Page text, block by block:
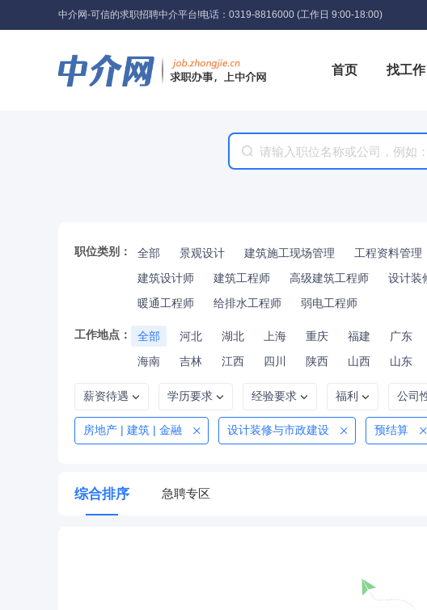
中介网-可信的求职招聘中介平台!电话：0319-8816000 (工作日 9:00-18:00)
首页 找工作
工具箱
职位类别： 全部 景观设计 建筑施工现场管理 工程资料管理
建筑设计师
建筑工程师 高级建筑工程师 设计装
暖通工程师
给排水工程师 弱电工程师
工作地点： 全部 河北 湖北 上海 重庆 福建 广东
海南
吉林 江西 四川 陕西 山西 山东
薪资待遇 学历要求 经验要求 福利 公司
房地产 | 建筑 | 金融 设计装修与市政建设 预结算
综合排序 急聘专区